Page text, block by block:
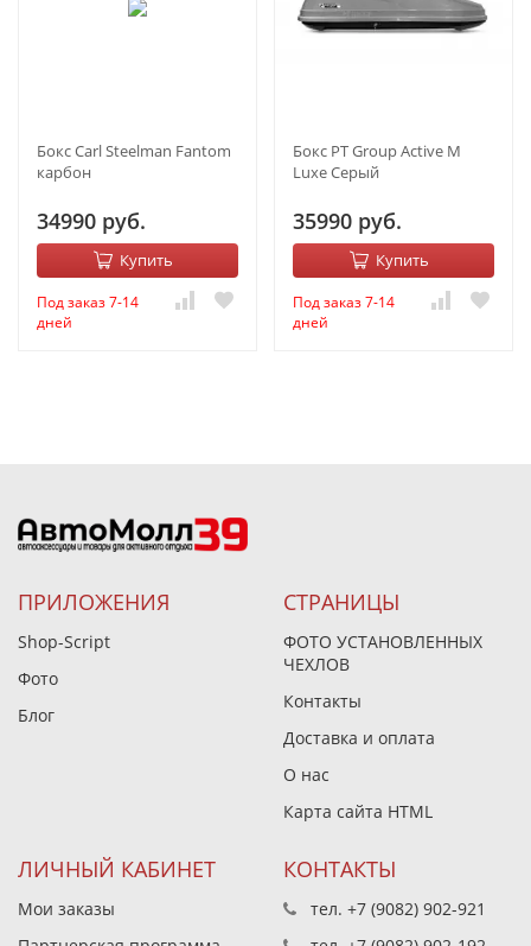
Бокс Carl Steelman Fantom
карбон
34990 руб.
Купить
Под заказ 7-14
дней
Бокс PT Group Active M
Luxe Серый
35990 руб.
Купить
Под заказ 7-14
дней
ПРИЛОЖЕНИЯ
Shop-Script
Фото
Блог
СТРАНИЦЫ
ФОТО УСТАНОВЛЕННЫХ
ЧЕХЛОВ
Контакты
Доставка и оплата
О нас
Карта сайта HTML
ЛИЧНЫЙ КАБИНЕТ
Мои заказы
КОНТАКТЫ
тел. +7 (9082) 902-921